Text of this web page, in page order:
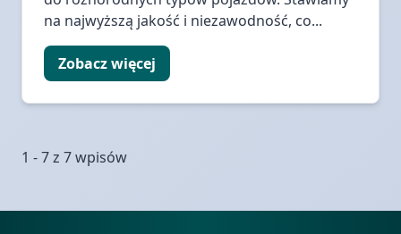
na najwyższą jakość i niezawodność, co...
Zobacz więcej
1 - 7 z 7 wpisów